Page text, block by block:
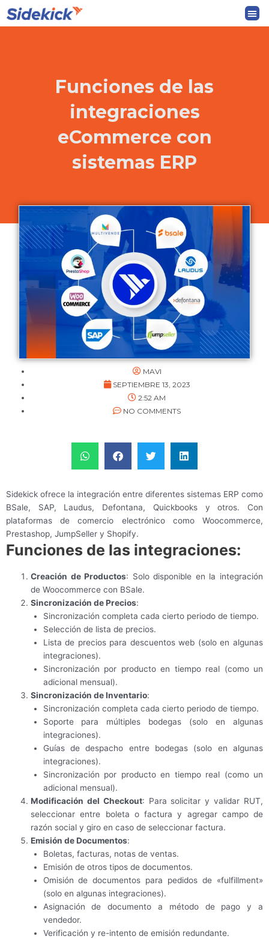
Funciones de las
integraciones
eCommerce con
sistemas ERP
MAVI
SEPTIEMBRE 13, 2023
2:52 AM
NO COMMENTS
Sidekick ofrece la integración entre diferentes sistemas ERP como
BSale, SAP, Laudus, Defontana, Quickbooks y otros. Con
plataformas de comercio electrónico como Woocommerce,
Prestashop, JumpSeller y Shopify.
Funciones de las integraciones:
Creación de Productos: Solo disponible en la integración
de Woocommerce con BSale.
Sincronización de Precios:
Sincronización completa cada cierto periodo de tiempo.
Selección de lista de precios.
Lista de precios para descuentos web (solo en algunas
integraciones).
Sincronización por producto en tiempo real (como un
adicional mensual).
Sincronización de Inventario:
Sincronización completa cada cierto periodo de tiempo.
Soporte para múltiples bodegas (solo en algunas
integraciones).
Guías de despacho entre bodegas (solo en algunas
integraciones).
Sincronización por producto en tiempo real (como un
adicional mensual).
Modificación del Checkout: Para solicitar y validar RUT,
seleccionar entre boleta o factura y agregar campo de
razón social y giro en caso de seleccionar factura.
Emisión de Documentos:
Boletas, facturas, notas de ventas.
Emisión de otros tipos de documentos.
Omisión de documentos para pedidos de «fulfillment»
(solo en algunas integraciones).
Asignación de documento a método de pago y a
vendedor.
Verificación y re-intento de emisión redundante.